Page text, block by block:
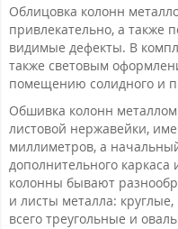
Облицовка колонн
привлекательно, а также
видимые дефекты. В
также световым
помещению солидного и
Обшивка колонн
листовой нержавейки,
миллиметров, а
дополнительного
колонны бывают
и листы металла:
всего треугольные и